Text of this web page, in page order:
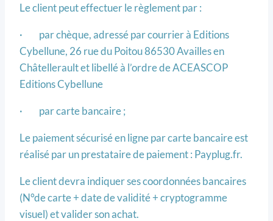
Le client peut effectuer le règlement par :
· par chèque, adressé par courrier à Editions
Cybellune, 26 rue du Poitou 86530 Availles en
Châtellerault et libellé à l’ordre de ACEASCOP
Editions Cybellune
· par carte bancaire ;
Le paiement sécurisé en ligne par carte bancaire est
réalisé par un prestataire de paiement : Payplug.fr.
Le client devra indiquer ses coordonnées bancaires
(N°de carte + date de validité + cryptogramme
visuel) et valider son achat.